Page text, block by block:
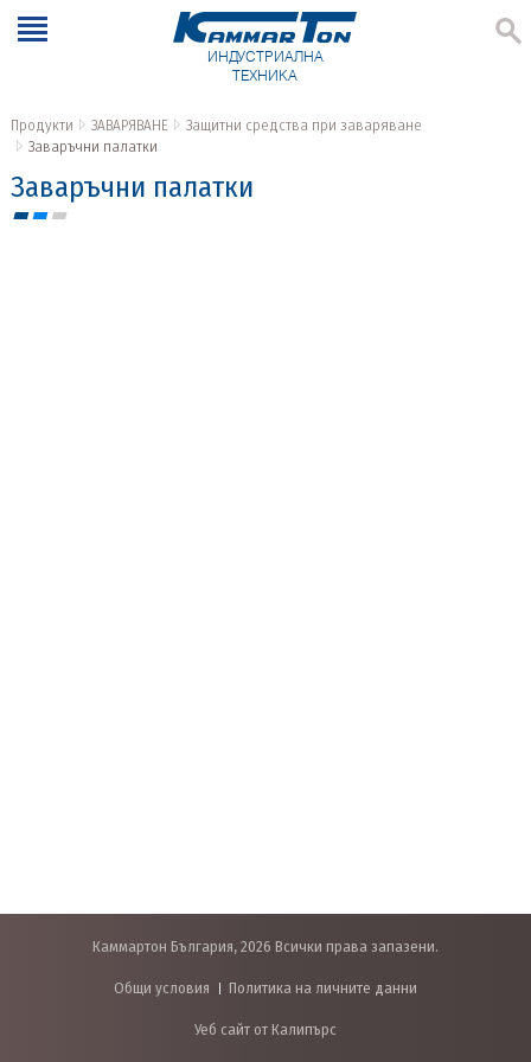
ИНДУСТРИАЛНА
ТЕХНИКА
Продукти ЗАВАРЯВАНЕ
Защитни средства при заваряване
Заваръчни палатки
Заваръчни палатки
Каммартон България, 2026 Всички права запазени.
Общи условия Политика на личните данни
Уеб сайт от Калипърс